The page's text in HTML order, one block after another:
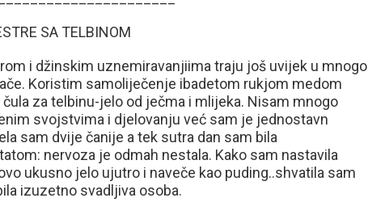
SA TELBINOM
i džinskim uznemiravanjiima traju još uvijek u mnogo
Koristim samoliječenje ibadetom rukjom medom
za telbinu-jelo od ječma i mlijeka. Nisam mnogo
svojstvima i djelovanju već sam je jednostavn
sam dvije čanije a tek sutra dan sam bila
nervoza je odmah nestala. Kako sam nastavila
ukusno jelo ujutro i naveče kao puding..shvatila sam
izuzetno svadljiva osoba.